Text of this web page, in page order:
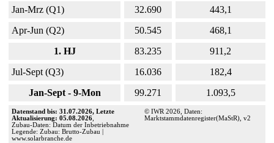
Jan-Mrz (Q1) 32.690
443,1
Apr-Jun (Q2)
50.545
468,1
1. HJ
83.235
911,2
Jul-Sept (Q3)
16.036
182,4
Jan-Sept - 9-Mon
99.271 1.093,5
Datenstand bis: 31.07.2026, Letzte
Aktualisierung: 05.08.2026
Zubau-Daten: Datum der Inbetriebnahme
Legende: Zubau: Brutto-Zubau |
www.solarbranche.de
© IWR 2026, Daten:
Marktstammdatenregister(MaStR), v2